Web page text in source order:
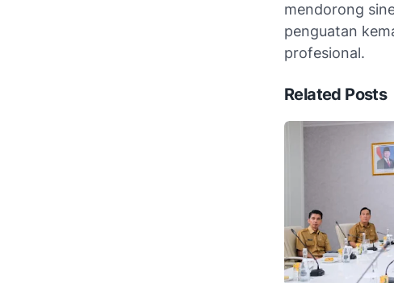
mendorong
penguatan
profesional.
Related Posts